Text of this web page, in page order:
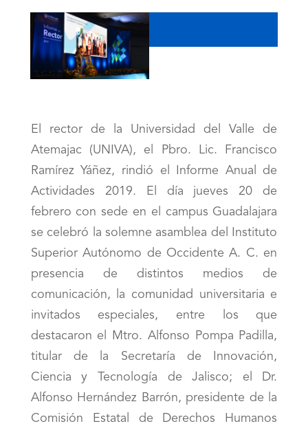
El rector de la Universidad del Valle de
Atemajac (UNIVA), el Pbro. Lic. Francisco
Ramírez Yáñez, rindió el Informe Anual de
Actividades 2019. El día jueves 20 de
febrero con sede en el campus Guadalajara
se celebró la solemne asamblea del Instituto
Superior Autónomo de Occidente A. C. en
presencia de distintos medios de
comunicación, la comunidad universitaria e
invitados especiales, entre los que
destacaron el Mtro. Alfonso Pompa Padilla,
titular de la Secretaría de Innovación,
Ciencia y Tecnología de Jalisco; el Dr.
Alfonso Hernández Barrón, presidente de la
Comisión Estatal de Derechos Humanos